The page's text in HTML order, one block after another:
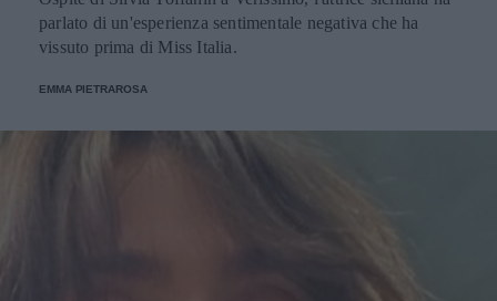
parlato di un'esperienza sentimentale negativa che ha
vissuto prima di Miss Italia.
EMMA PIETRAROSA